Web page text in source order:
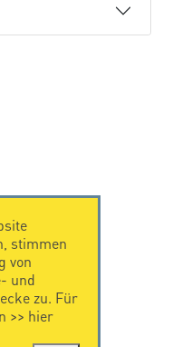
stimmen
von
und
zu. Für
>> hier